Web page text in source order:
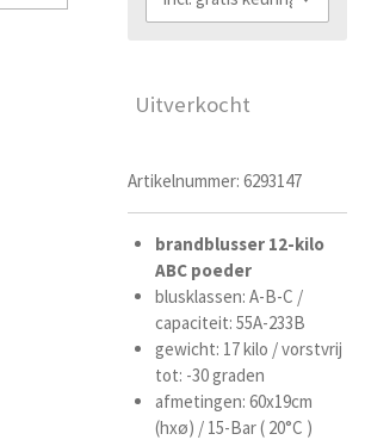
Uitverkocht
Artikelnummer: 6293147
brandblusser 12-kilo
ABC poeder
blusklassen: A-B-C /
capaciteit: 55A-233B
gewicht: 17 kilo / vorstvrij
tot: -30 graden
afmetingen: 60x19cm
(hxø) / 15-Bar ( 20°C )